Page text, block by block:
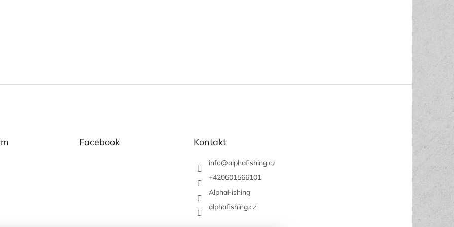
Facebook Kontakt
info@alphafishing.cz
+420601566101
AlphaFishing
alphafishing.cz